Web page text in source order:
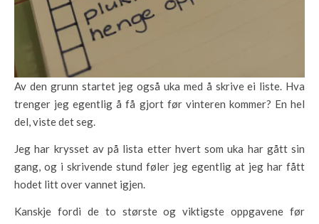
Av den grunn startet jeg også uka med å skrive ei liste. Hva
trenger jeg egentlig å få gjort før vinteren kommer? En hel
del, viste det seg.
Jeg har krysset av på lista etter hvert som uka har gått sin
gang, og i skrivende stund føler jeg egentlig at jeg har fått
hodet litt over vannet igjen.
Kanskje fordi de to største og viktigste oppgavene før